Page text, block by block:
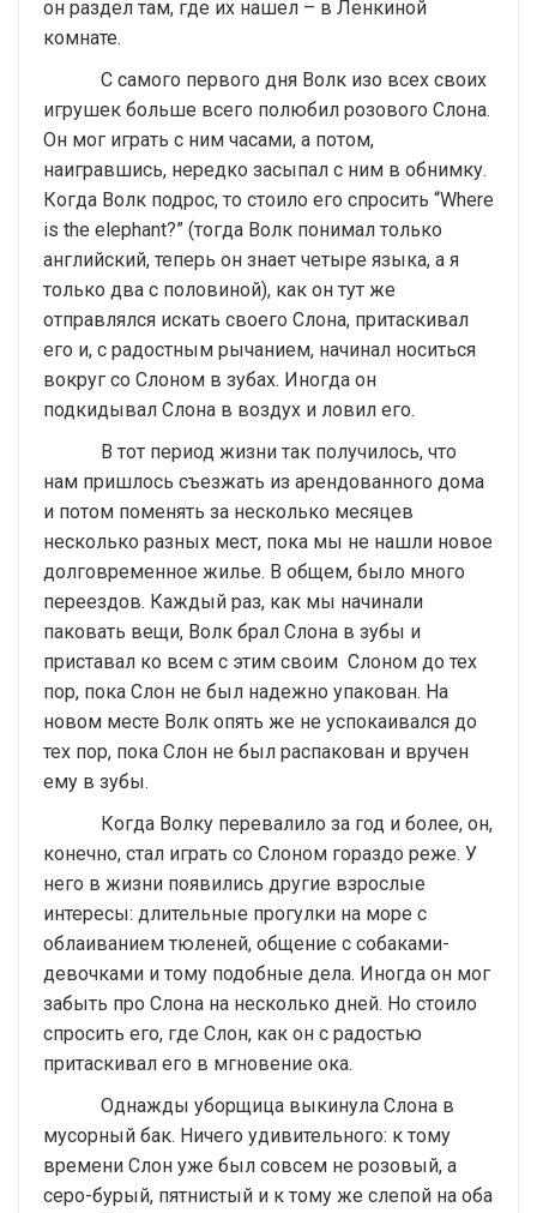
он раздел там, где их нашел – в Ленкиной
комнате.
С самого первого дня Волк изо всех своих
игрушек больше всего полюбил розового Слона.
Он мог играть с ним часами, а потом,
наигравшись, нередко засыпал с ним в обнимку.
Когда Волк подрос, то стоило его спросить “Where
is the elephant?” (тогда Волк понимал только
английский, теперь он знает четыре языка, а я
только два с половиной), как он тут же
отправлялся искать своего Слона, притаскивал
его и, с радостным рычанием, начинал носиться
вокруг со Слоном в зубах. Иногда он
подкидывал Слона в воздух и ловил его.
В тот период жизни так получилось, что
нам пришлось съезжать из арендованного дома
и потом поменять за несколько месяцев
несколько разных мест, пока мы не нашли новое
долговременное жилье. В общем, было много
переездов. Каждый раз, как мы начинали
паковать вещи, Волк брал Слона в зубы и
приставал ко всем с этим своим Слоном до тех
пор, пока Слон не был надежно упакован. На
новом месте Волк опять же не успокаивался до
тех пор, пока Слон не был распакован и вручен
ему в зубы.
Когда Волку перевалило за год и более, он,
конечно, стал играть со Слоном гораздо реже. У
него в жизни появились другие взрослые
интересы: длительные прогулки на море с
облаиванием тюленей, общение с собаками-
девочками и тому подобные дела. Иногда он мог
забыть про Слона на несколько дней. Но стоило
спросить его, где Слон, как он с радостью
притаскивал его в мгновение ока.
Однажды уборщица выкинула Слона в
мусорный бак. Ничего удивительного: к тому
времени Слон уже был совсем не розовый, а
серо-бурый, пятнистый и к тому же слепой на оба